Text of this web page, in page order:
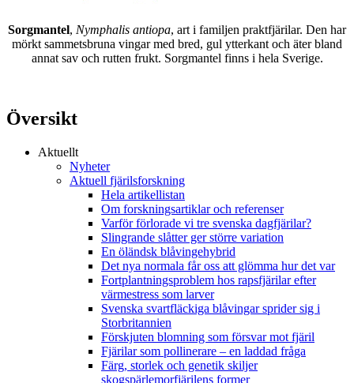
Sorgmantel, Nymphalis antiopa, art i familjen praktfjärilar. Den har
mörkt sammetsbruna vingar med bred, gul ytterkant och äter bland
annat sav och rutten frukt. Sorgmantel finns i hela Sverige.
Översikt
Aktuellt
Nyheter
Aktuell fjärilsforskning
Hela artikellistan
Om forskningsartiklar och referenser
Varför förlorade vi tre svenska dagfjärilar?
Slingrande slåtter ger större variation
En öländsk blåvingehybrid
Det nya normala får oss att glömma hur det var
Fortplantningsproblem hos rapsfjärilar efter
värmestress som larver
Svenska svartfläckiga blåvingar sprider sig i
Storbritannien
Förskjuten blomning som försvar mot fjäril
Fjärilar som pollinerare – en laddad fråga
Färg, storlek och genetik skiljer
skogspärlemorfjärilens former